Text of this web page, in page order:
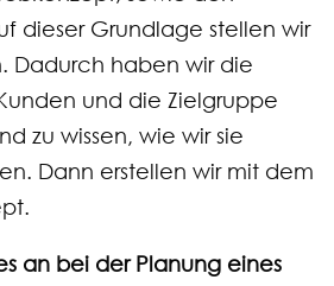
dieser Grundlage stellen wir
Dadurch haben wir die
und die Zielgruppe
zu wissen, wie wir sie
Dann erstellen wir mit dem
an bei der Planung eines